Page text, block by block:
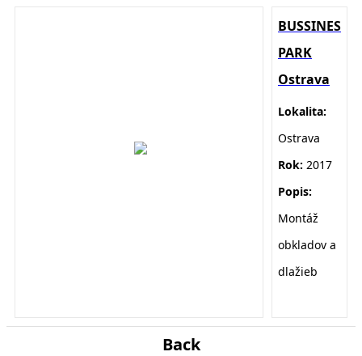
BUSSINES
PARK
Ostrava
Lokalita:
Ostrava
Rok: 2017
Popis:
Montáž
obkladov a
dlažieb
Back